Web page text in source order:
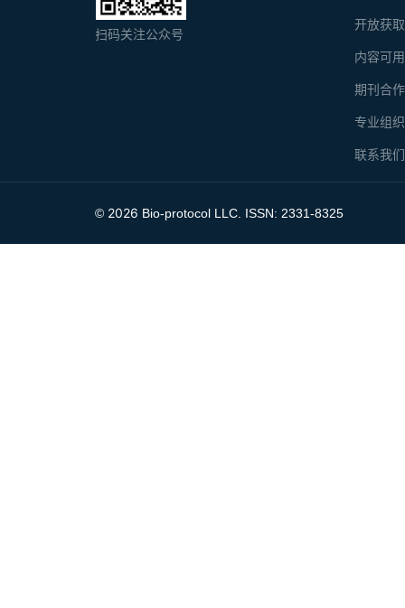
开放获
内容可
期刊合
专业组
联系我们
扫码关注公众号
© 2026 Bio-protocol LLC. ISSN: 2331-8325